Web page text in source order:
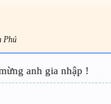
Phú
anh gia nhập !